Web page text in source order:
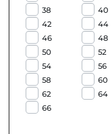
38
40
42
44
46
48
50
52
54
56
58
60
62
64
66